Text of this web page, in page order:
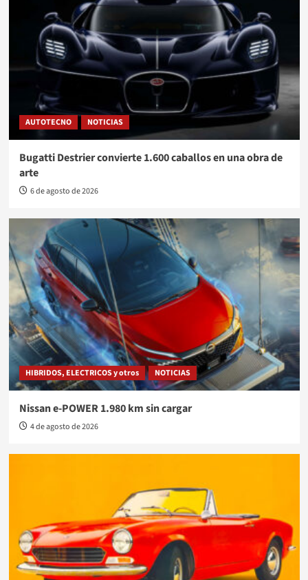
AUTOTECNO NOTICIAS
Bugatti Destrier convierte 1.600 caballos en una obra de
arte
6 de agosto de 2026
HIBRIDOS, ELECTRICOS y otros NOTICIAS
Nissan e-POWER 1.980 km sin cargar
4 de agosto de 2026